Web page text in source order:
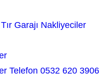
Garajı Nakliyeciler
Telefon 0532 620 3906